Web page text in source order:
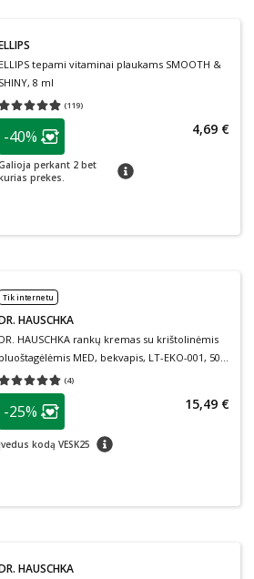
ELLIPS tepami vitaminai plaukams SMOOTH &
SHINY, 8 ml
(119)
Vidutinis įvertinimas 4.87
patarimas
Lojalumo klubo narių nuolaida
-40%
perkant 2 bet
prekes.
patarimas
4,69 €
Tik internetu
HAUSCHKA
DR. HAUSCHKA rankų kremas su krištolinėmis
pluoštagėlėmis MED, bekvapis, LT-EKO-001, 50
(4)
Vidutinis įvertinimas 4.75
patarimas
Lojalumo klubo narių nuolaida
-25%
Įvedus kodą VESK25 patarimas
15,49 €
HAUSCHKA